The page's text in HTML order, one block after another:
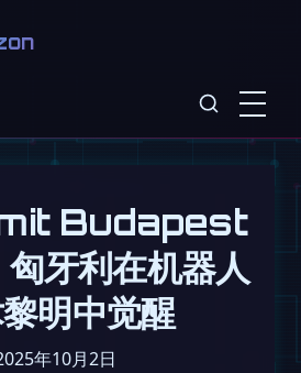
Budapest
牙利在机器人
明中觉醒
年10月2日